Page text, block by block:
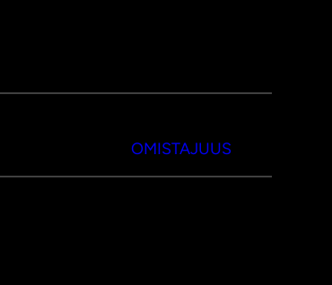
OMISTAJUUS